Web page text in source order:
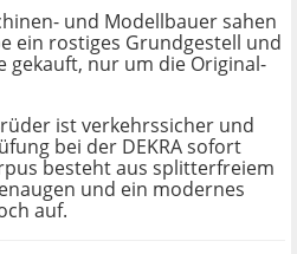
und Modellbauer sahen
ein rostiges Grundgestell und
gekauft, nur um die Original-
ist verkehrssicher und
bei der DEKRA sofort
besteht aus splitterfreiem
und ein modernes
auf.